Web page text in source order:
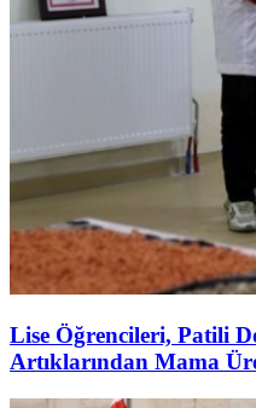
Lise Öğrencileri, Patili
Artıklarından Mama